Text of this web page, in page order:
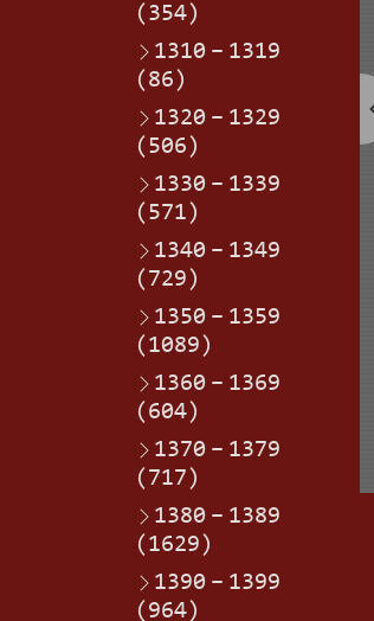
(354)
1310 – 1319
(86)
1320 – 1329
(506)
1330 – 1339
(571)
1340 – 1349
(729)
1350 – 1359
(1089)
1360 – 1369
(604)
1370 – 1379
(717)
1380 – 1389
(1629)
1390 – 1399
(964)